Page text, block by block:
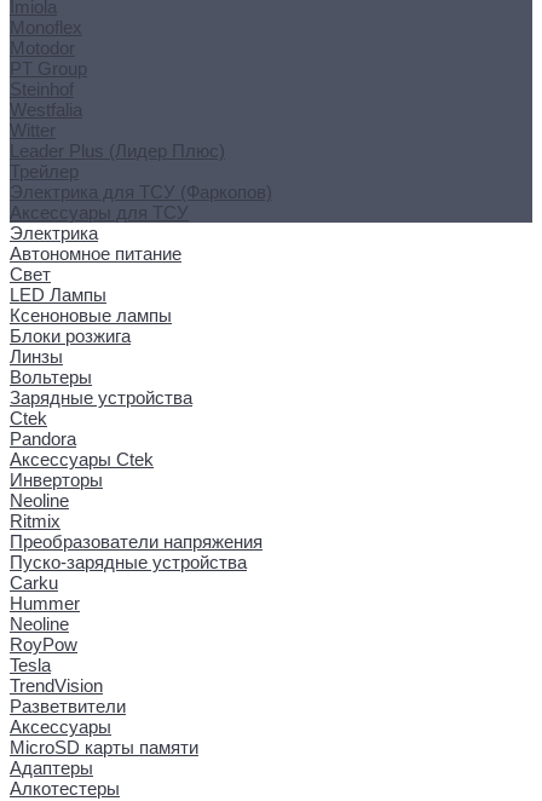
Imiola
Monoflex
Motodor
PT Group
Steinhof
Westfalia
Witter
Leader Plus (Лидер Плюс)
Трейлер
Электрика для ТСУ (Фаркопов)
Аксессуары для ТСУ
Электрика
Автономное питание
Свет
LED Лампы
Ксеноновые лампы
Блоки розжига
Линзы
Вольтеры
Зарядные устройства
Ctek
Pandora
Аксессуары Ctek
Инверторы
Neoline
Ritmix
Преобразователи напряжения
Пуско-зарядные устройства
Carku
Hummer
Neoline
RoyPow
Tesla
TrendVision
Разветвители
Аксессуары
MicroSD карты памяти
Адаптеры
Алкотестеры